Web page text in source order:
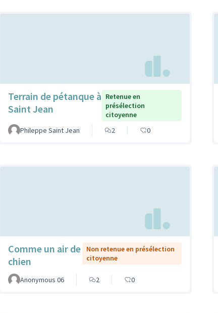
Terrain de pétanque à
Saint Jean
Retenue en
présélection
citoyenne
Phileppe Saint Jean
2 0
Comme un air de
chien
Non retenue en présélection
citoyenne
Anonymous 06 2 0